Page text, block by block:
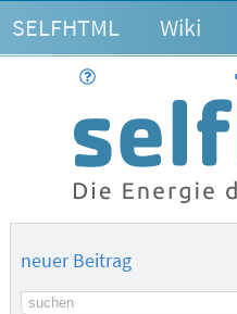
SELFHTML Wiki
neuer Beitrag
Suchbegriff